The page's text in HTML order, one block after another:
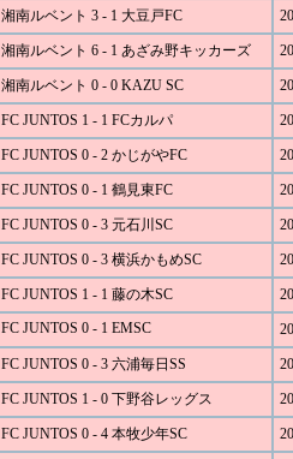
湘南ルベント 3 - 1 大豆戸FC
湘南ルベント 6 - 1 あざみ野キッカーズ
湘南ルベント 0 - 0 KAZU SC
FC JUNTOS 1 - 1 FCカルパ
FC JUNTOS 0 - 2 かじがやFC
FC JUNTOS 0 - 1 鶴見東FC
FC JUNTOS 0 - 3 元石川SC
FC JUNTOS 0 - 3 横浜かもめSC
FC JUNTOS 1 - 1 藤の木SC
FC JUNTOS 0 - 1 EMSC
FC JUNTOS 0 - 3 六浦毎日SS
FC JUNTOS 1 - 0 下野谷レッグス
FC JUNTOS 0 - 4 本牧少年SC